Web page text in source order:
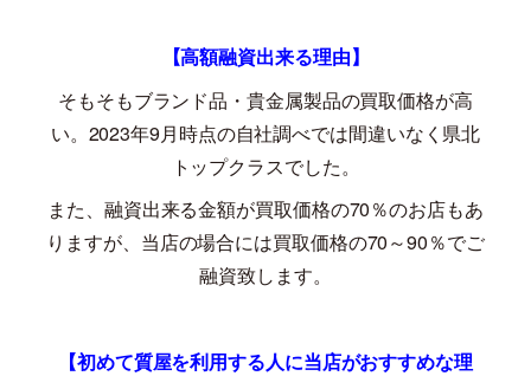
【高額融資出来る理由】
そもそもブランド品・貴金属製品の買取価格が高
い。 2023年9月時点の自社調べでは間違いなく県北
トップクラスでした。
また、融資出来る金額が買取価格の70％のお店もあ
りますが、当店の場合には買取価格の70～90％でご
融資致します。
【初めて質屋を利用する人に当店がおすすめな理